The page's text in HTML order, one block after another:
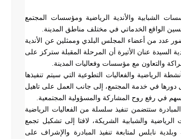
الشبابية والأندية الرياضية ومؤسسات المجتمع
الواقع الخدماتي في مختلف مناطق المدينة
عدد من أعضاء المجلس البلدي وممثلين عن الأندية
السيدة عنان الأتيرة أن المرحلة المقبلة ستركز على
والتعاون مع مؤسسات وفعاليات المدينة
الرياضية والفعاليات التطوعية التي سيتم تنفيذها
دورها في خدمة المجتمع، إلى جانب العمل على تاهيل
يسهم في رفع روح المشاركة والمسؤولية المجتمعية
ستتضمن تنفيذ سلسلة من الفعاليات الرياضية
والشبابية الشريكة، لافتا إلى تشكيل تجمع
نابلس لمتابعة تنفيذ المبادرة والإشراف على